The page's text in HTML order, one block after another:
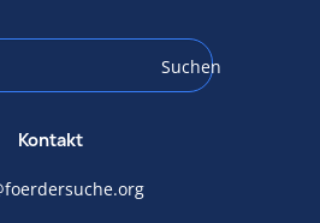
Suchen
Kontakt